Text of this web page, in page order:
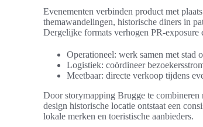
Evenementen verbinden product met
themawandelingen, historische diners in
Dergelijke formats verhogen PR-exposure
Operationeel: werk samen met stad
Logistiek: coördineer
Meetbaar: directe verkoop tijdens
Door storymapping Brugge te combineren
design historische locatie ontstaat een
lokale merken en toeristische aanbieders.